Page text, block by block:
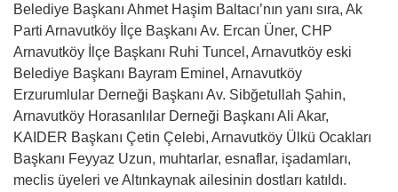
Belediye Başkanı Ahmet Haşim Baltacı’nın yanı sıra, Ak
Parti Arnavutköy İlçe Başkanı Av. Ercan Üner, CHP
Arnavutköy İlçe Başkanı Ruhi Tuncel, Arnavutköy eski
Belediye Başkanı Bayram Eminel, Arnavutköy
Erzurumlular Derneği Başkanı Av. Sibğetullah Şahin,
Arnavutköy Horasanlılar Derneği Başkanı Ali Akar,
KAIDER Başkanı Çetin Çelebi, Arnavutköy Ülkü Ocakları
Başkanı Feyyaz Uzun, muhtarlar, esnaflar, işadamları,
meclis üyeleri ve Altınkaynak ailesinin dostları katıldı.